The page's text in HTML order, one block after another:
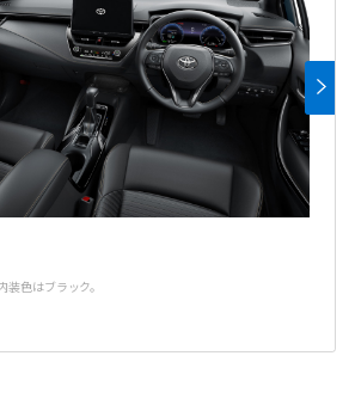
色はブラック。